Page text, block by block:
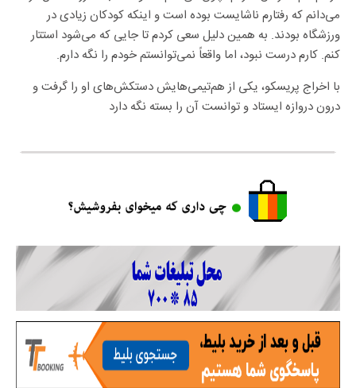
می‌دانم که رفتارم ناشایست بوده است و اینکه کودکان زیادی در
ورزشگاه بودند. به همین دلیل سعی کردم تا جایی که می‌شود استتار
کنم. کارم درست نبود، اما واقعاً نمی‌توانستم خودم را نگه دارم.
با اخراج پریسکو، یکی از هم‌تیمی‌هایش دستکش‌های او را گرفت و
درون دروازه ایستاد و توانست آن را بسته نگه دارد